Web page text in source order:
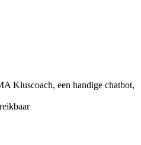
Kluscoach, een handige chatbot,